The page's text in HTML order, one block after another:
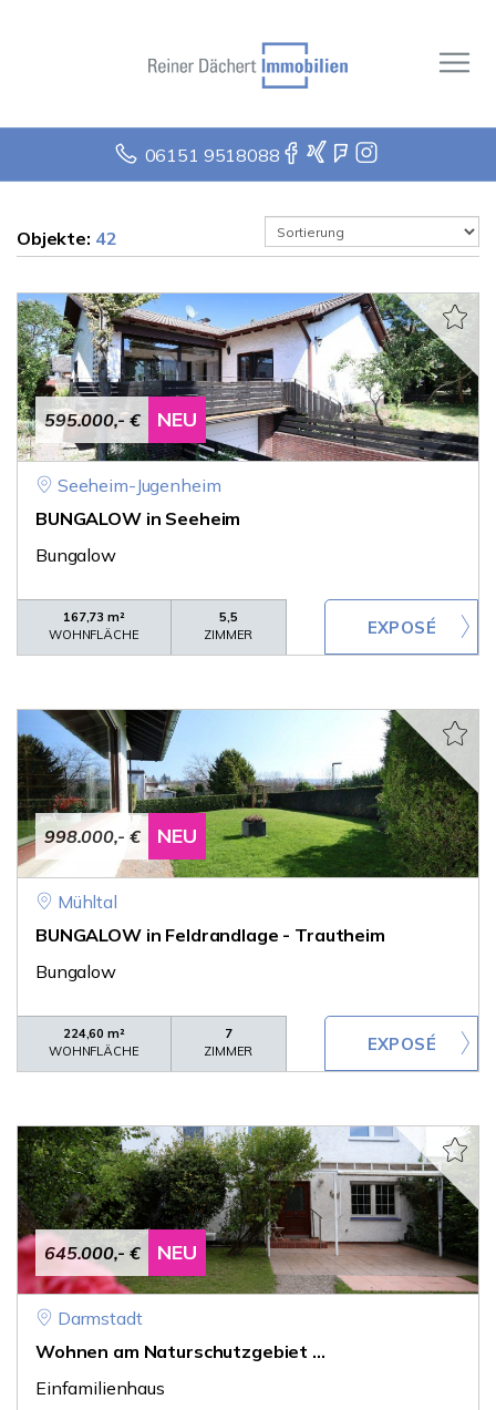
06151 9518088
Objekte: 42
595.000,- € NEU
Seeheim-Jugenheim
BUNGALOW in Seeheim
Bungalow
167,73 m²
WOHNFLÄCHE
5,5
ZIMMER
998.000,- € NEU
Mühltal
BUNGALOW in Feldrandlage - Trautheim
Bungalow
224,60 m²
WOHNFLÄCHE
7
ZIMMER
645.000,- € NEU
Darmstadt
Wohnen am Naturschutzgebiet ...
Einfamilienhaus